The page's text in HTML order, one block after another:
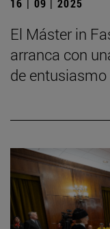
16 | 09 | 2025
El Máster in
arranca con
de entusiasmo